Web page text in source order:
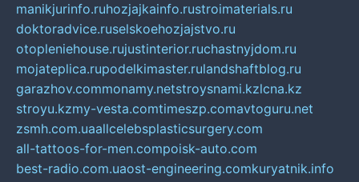
manikjurinfo.ruhozjajkainfo.rustroimaterials.ru
doktoradvice.ruselskoehozjajstvo.ru
otopleniehouse.rujustinterior.ruchastnyjdom.ru
mojateplica.rupodelkimaster.rulandshaftblog.ru
garazhov.commonamy.netstroysnami.kzlcna.kz
stroyu.kzmy-vesta.comtimeszp.comavtoguru.net
zsmh.com.uaallcelebsplasticsurgery.com
all-tattoos-for-men.compoisk-auto.com
best-radio.com.uaost-engineering.comkuryatnik.info